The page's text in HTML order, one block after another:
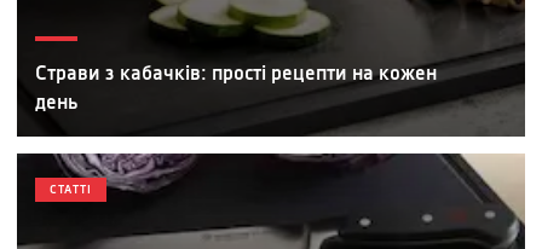
Страви з кабачків: прості рецепти на кожен
день
СТАТТІ